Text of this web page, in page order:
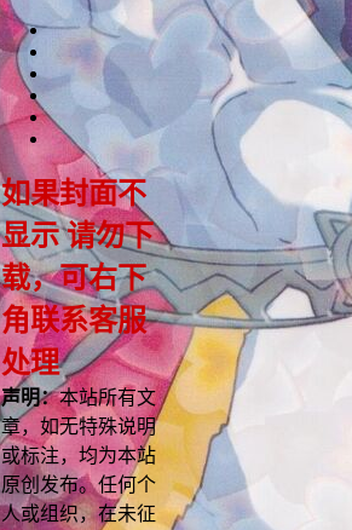
如果封面不
显示 请勿下
载，可右下
角联系客服
处理
声明：本站所有文
章，如无特殊说明
或标注，均为本站
原创发布。任何个
人或组织，在未征